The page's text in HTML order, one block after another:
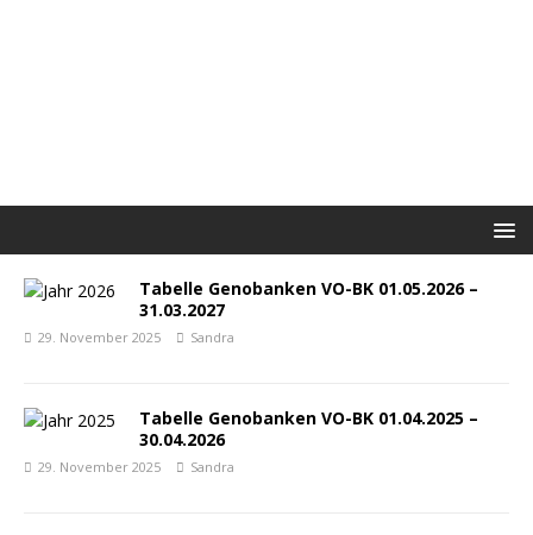
Tabelle Genobanken VO-BK 01.05.2026 –
31.03.2027
29. November 2025 Sandra
Tabelle Genobanken VO-BK 01.04.2025 –
30.04.2026
29. November 2025 Sandra